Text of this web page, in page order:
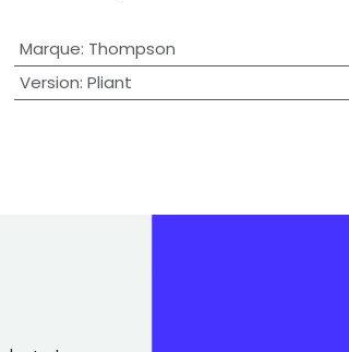
Marque: Thompson
Version: Pliant